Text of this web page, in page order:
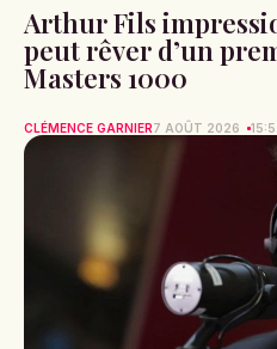
Arthur Fils
peut rêver d’un
Masters 1000
CLÉMENCE GARNIER7 AOÛT 2026